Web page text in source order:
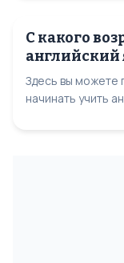
С какого
английский
Здесь вы можете
начинать учить